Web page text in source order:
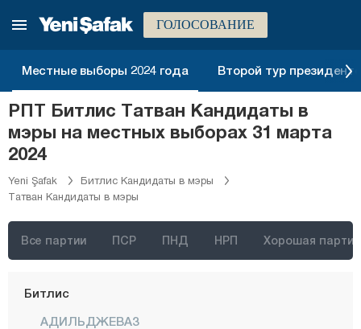
ГОЛОСОВАНИЕ
Местные выборы 2024 года Второй тур
РПТ Битлис Татван Кандидаты в
мэры на местных выборах 31 марта
2024
Yeni Şafak
Битлис Кандидаты в мэры
Татван Кандидаты в мэры
Все партии ПСР ПНД НРП Хорошая партия
Ардахан
Айдын
Балыкесир
Бартын
Батман
Байбурт
Бингёль
Битлис
АДИЛЬДЖЕВАЗ